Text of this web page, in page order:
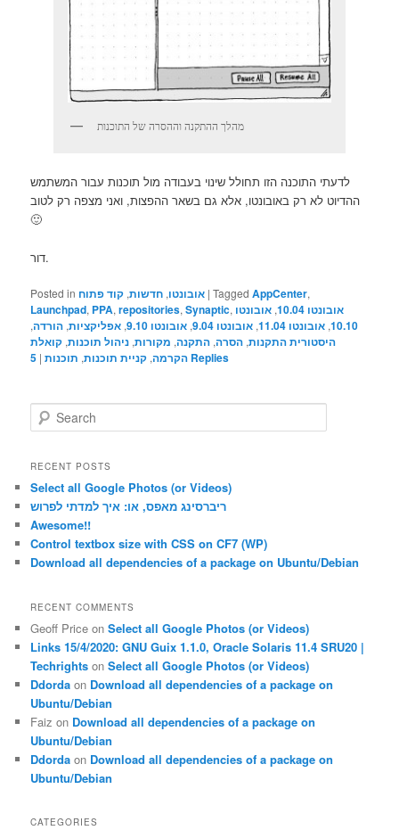
מהלך ההתקנה וההסרה של התוכנות
לדעתי התוכנה הזו תחולל שינוי בעבודה מול תוכנות עבור המשתמש
ההדיוט לא רק באובונטו, אלא גם בשאר ההפצות, ואני מצפה רק לטוב
🙂
דור.
Posted in אובונטו, חדשות, קוד פתוח |Tagged AppCenter,
Launchpad, PPA,repositories,Synaptic, אובונטו 10.04 , אובונטו
10.10
, אובונטו 11.04 , אובונטו 9.04 , אובונטו 9.10 , אפליקציות, הורדה,
היסטורית התקנות, הסרה, התקנה, מקורות, ניהול תוכנות, קואלת
הקרמה, קניית תוכנות, תוכנות |
5 Replies
e
r
h
RECENT POSTS
Select all Google Photos (or Videos)
ריברסינג מאפס, או: איך למדתי לפרוש
Awesome!!
Control textbox size with CSS on CF7 (WP)
Download all dependencies of a package on Ubuntu/Debian
RECENT COMMENTS
Geoff Price onSelect all Google Photos (or Videos)
Links 15/4/2020: GNU Guix 1.1.0, Oracle Solaris 11.4 SRU20 |
Techrights onSelect all Google Photos (or Videos)
Ddorda on Download all dependencies of a package on
Ubuntu/Debian
Faiz on Download all dependencies of a package on
Ubuntu/Debian
Ddorda on Download all dependencies of a package on
Ubuntu/Debian
CATEGORIES